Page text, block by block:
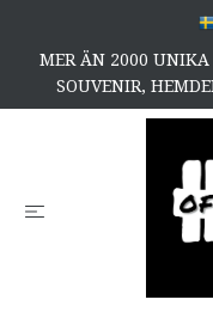
MER ÄN 2000 UNIKA
SOUVENIR,